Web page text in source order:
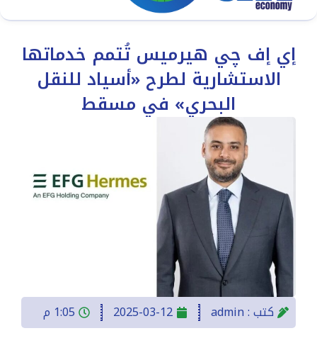
إي إف چي هيرميس تُتمم خدماتها
الاستشارية لطرح «أسياد للنقل
البحري» في مسقط
كتب :admin
2025-03-12
1:05 م